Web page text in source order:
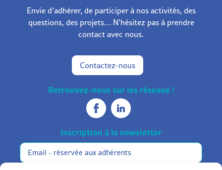
Envie d’adhérer, de participer à nos activités, des
questions, des projets… N’hésitez pas à prendre
contact avec nous.
Contactez-nous
Retrouvez-nous sur les réseaux !
Inscription à la newsletter
Réservée
aux
adhérents
Alternative: